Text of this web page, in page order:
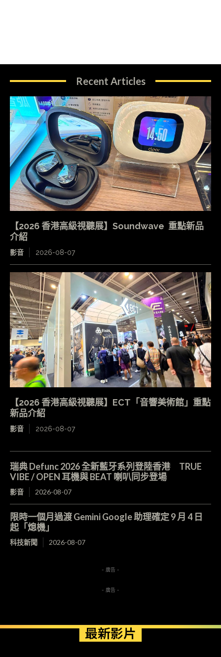
Recent Articles
【2026 香港高級視聽展】Soundwave 重點新品
介紹
影音 2026-08-07
【2026 香港高級視聽展】ECT「音響美術館」重點
新品介紹
影音 2026-08-07
瑞典 Defunc 2026 全新藍牙系列登陸香港 TRUE
VIBE / OPEN 耳機與 BEAT 喇叭同步登場
影音 2026-08-07
限時一個月過渡 Gemini Google 助理確定 9 月 4 日
起「熄機」
科技新聞 2026-08-07
- 廣告 -
- 廣告 -
最新影片